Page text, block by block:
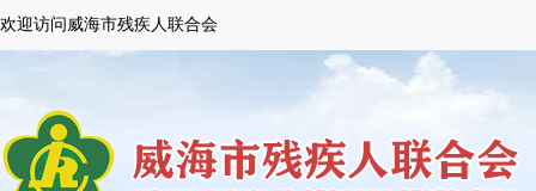
欢迎访问威海市残疾人联合会